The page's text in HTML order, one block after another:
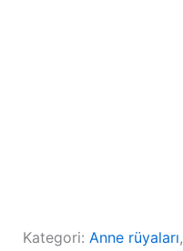
Kategori: Anne rüyaları,